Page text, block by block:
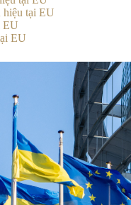
hiệu tại EU
EU
EU